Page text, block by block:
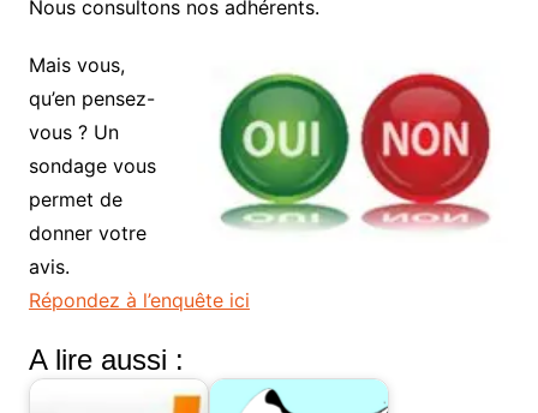
Nous consultons nos adhérents.
Mais vous,
qu’en pensez-
vous ? Un
sondage vous
permet de
donner votre
avis.
Répondez à l’enquête ici
A lire aussi :